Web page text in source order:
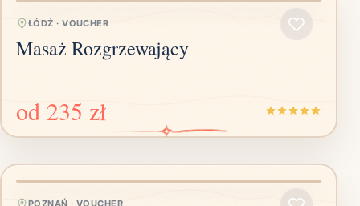
ŁÓDŹ ·VOUCHER
Masaż Rozgrzewający
od 235 zł